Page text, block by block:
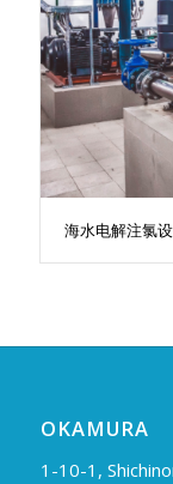
海水电解注氯
OKAMURA
1-10-1,